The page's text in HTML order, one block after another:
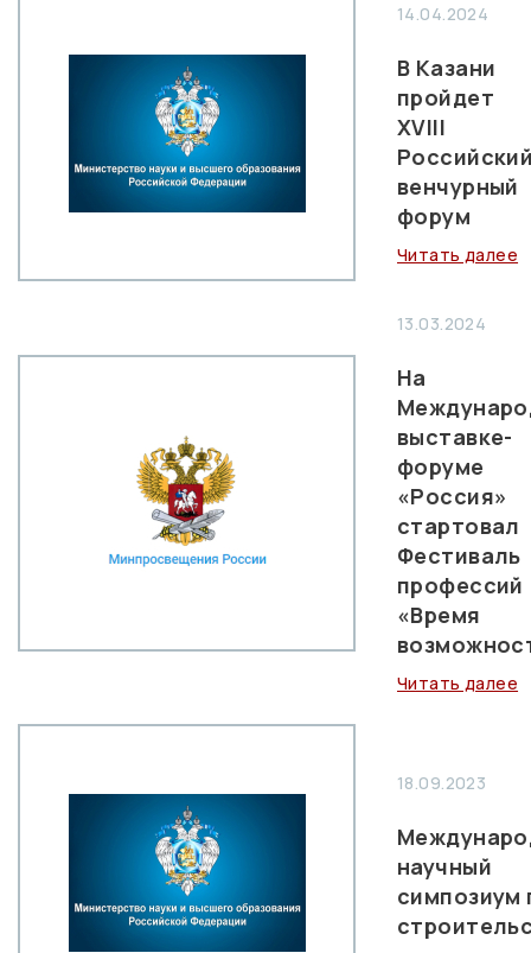
14.04.2024
В Казани
пройдет
XVIII
венчурный
форум
Читать далее
13.03.2024
На
выставке-
форуме
«Россия»
стартовал
Фестиваль
профессий
«Время
Читать далее
18.09.2023
научный
симпозиум